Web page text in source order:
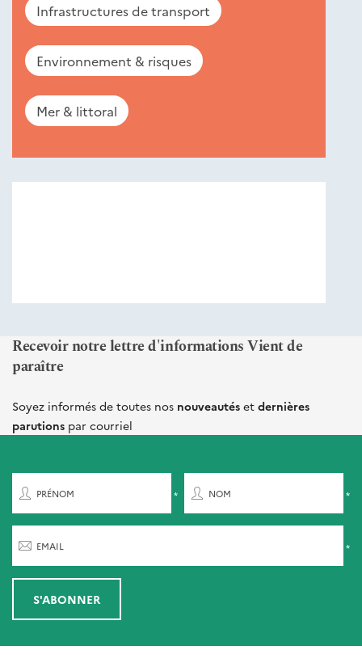
Infrastructures de transport
Environnement & risques
Mer & littoral
Recevoir notre lettre d'informations Vient de
paraître
Soyez informés de toutes nos nouveautés et dernières
parutions par courriel
PRÉNOM NOM
EMAIL
S'ABONNER